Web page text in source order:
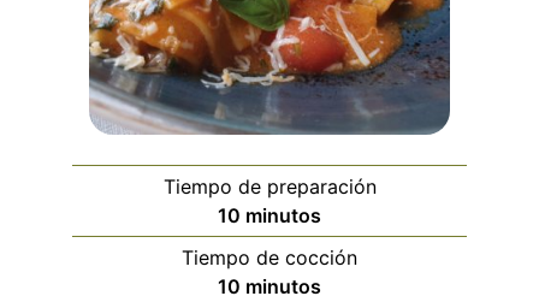
Tiempo de preparación
10 minutos
minutos
Tiempo de cocción
10 minutos
minutos